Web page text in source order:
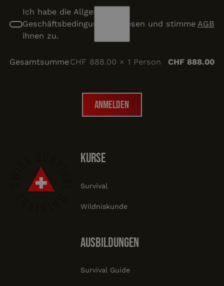
Ich habe die Allgemeine
Geschäftsbedingungen gelesen und stimme
ihnen zu.
AGB
GesamtsummeCHF 888.00 × 1 Person CHF 888.00
Anmelden
Anmelden
Kurse
Survival
Wildniskunde
Ausbildungen
Survival Guide